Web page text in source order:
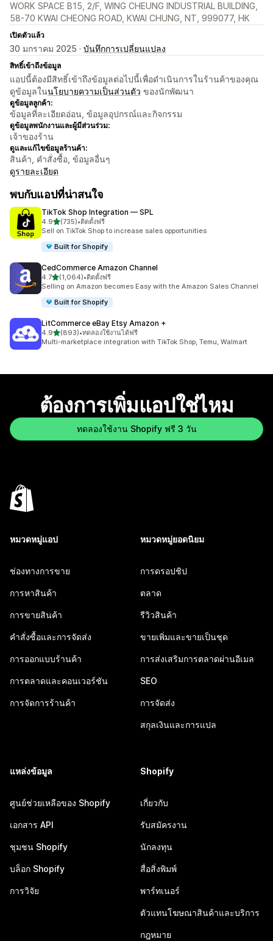
WORK SPACE B15, 2/F, WING CHEUNG INDUSTRIAL BUILDING,
58-70 KWAI CHEONG ROAD, KWAI CHUNG, NT, 999077, HK
เปิดตัวแล้ว
30 มกราคม 2025 · บันทึกการเปลี่ยนแปลง
สิทธิ์เข้าถึงข้อมูล
แอปนี้ต้องมีสิทธิ์เข้าถึงข้อมูลต่อไปนี้เพื่อดำเนินการในร้านค้าของคุณ
ดูข้อมูลในนโยบายความเป็นส่วนตัว ของนักพัฒนา
ดูข้อมูลลูกค้า:
ข้อมูลที่ละเอียดอ่อน, ข้อมูลอุปกรณ์และกิจกรรม
ดูข้อมูลพนักงานและผู้มีส่วนร่วม:
เจ้าของร้าน
ดูและแก้ไขข้อมูลร้านค้า:
สินค้า, คำสั่งซื้อ, ข้อมูลอื่นๆ
ดูรายละเอียด
พบกับแอปที่น่าสนใจ
TikTok Shop Integration — SPL
4.9เต็ม 5 ดาว
(735)
ทั้งหมด 735 รีวิว
•ติดตั้งฟรี
Sell on TikTok Shop to increase sales opportunities
Built for Shopify
CedCommerce Amazon Channel
4.7เต็ม 5 ดาว
(1,064)
ทั้งหมด 1064 รีวิว
•ติดตั้งฟรี
Selling on Amazon becomes Easy with the Amazon Sales Channel
Built for Shopify
LitCommerce eBay Etsy Amazon +
4.9เต็ม 5 ดาว
(893)
ทั้งหมด 893 รีวิว
•ทดลองใช้งานได้ฟรี
Multi-marketplace integration with TikTok Shop, Temu, Walmart
ต้องการเพิ่มแอปใช่ไหม
ทดลองใช้งาน Shopify ฟรี 3 วัน
หมวดหมู่แอป
ช่องทางการขาย
การหาสินค้า
การขายสินค้า
คำสั่งซื้อและการจัดส่ง
การออกแบบร้านค้า
การตลาดและคอนเวอร์ชัน
การจัดการร้านค้า
หมวดหมู่ยอดนิยม
การดรอปชิป
ตลาด
รีวิวสินค้า
ขายเพิ่มและขายเป็นชุด
การส่งเสริมการตลาดผ่านอีเมล
SEO
การจัดส่ง
สกุลเงินและการแปล
แหล่งข้อมูล
ศูนย์ช่วยเหลือของ Shopify
เอกสาร API
ชุมชน Shopify
บล็อก Shopify
การวิจัย
Shopify
เกี่ยวกับ
รับสมัครงาน
นักลงทุน
สื่อสิ่งพิมพ์
พาร์ทเนอร์
ตัวแทนโฆษณาสินค้าและบริการ
กฎหมาย